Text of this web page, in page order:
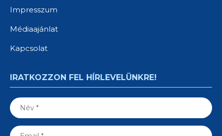
Impresszum
Médiaajánlat
Kapcsolat
IRATKOZZON FEL HÍRLEVELÜNKRE!